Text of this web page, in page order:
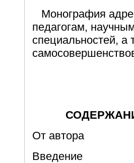
Монография
педагогам,
специальностей,
От автора
Введение